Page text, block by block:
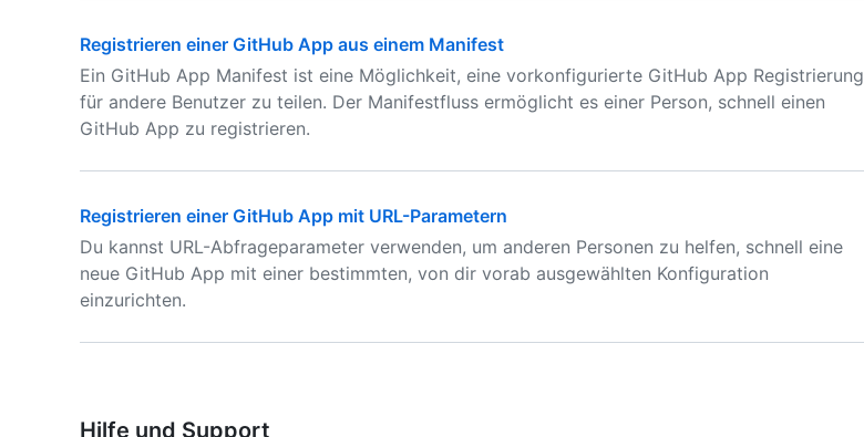
Registrieren einer GitHub App aus einem Manifest
Ein GitHub App Manifest ist eine Möglichkeit, eine vorkonfigurierte GitHub App Registrierung
für andere Benutzer zu teilen. Der Manifestfluss ermöglicht es einer Person, schnell einen
GitHub App zu registrieren.
Registrieren einer GitHub App mit URL-Parametern
Du kannst URL-Abfrageparameter verwenden, um anderen Personen zu helfen, schnell eine
neue GitHub App mit einer bestimmten, von dir vorab ausgewählten Konfiguration
einzurichten.
Hilfe und Support